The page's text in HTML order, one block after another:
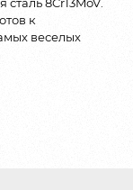
к
веселых